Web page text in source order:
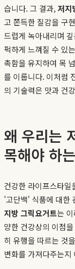
습니다. 그 결과, 저지
고 쫀득한 질감을 구
드럽게 녹아내리며
퍽하게 느껴질 수 있
촉함을 유지하여 목
를 이룹니다. 이처럼
의 기술력은 맛과 건
왜 우리는
목해야 하
건강한 라이프스타
'고단백' 식품에 대한
지방 그릭요거트는
양한 건강상의 이점
히 유행을 따르는 것
변화를 가져다주는